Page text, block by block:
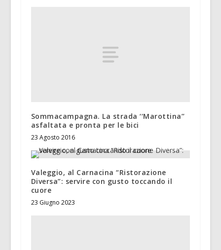
Sommacampagna. La strada ‘‘Marottina’’
asfaltata e pronta per le bici
23 Agosto 2016
Valeggio, al Carnacina “Ristorazione
Diversa”: servire con gusto toccando il
cuore
23 Giugno 2023